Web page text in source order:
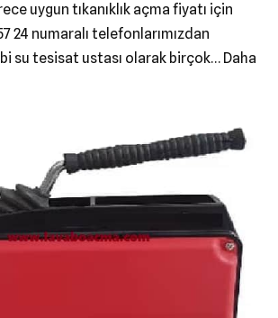
uygun tıkanıklık açma fiyatı için
24 numaralı telefonlarımızdan
su tesisat ustası olarak birçok… Daha